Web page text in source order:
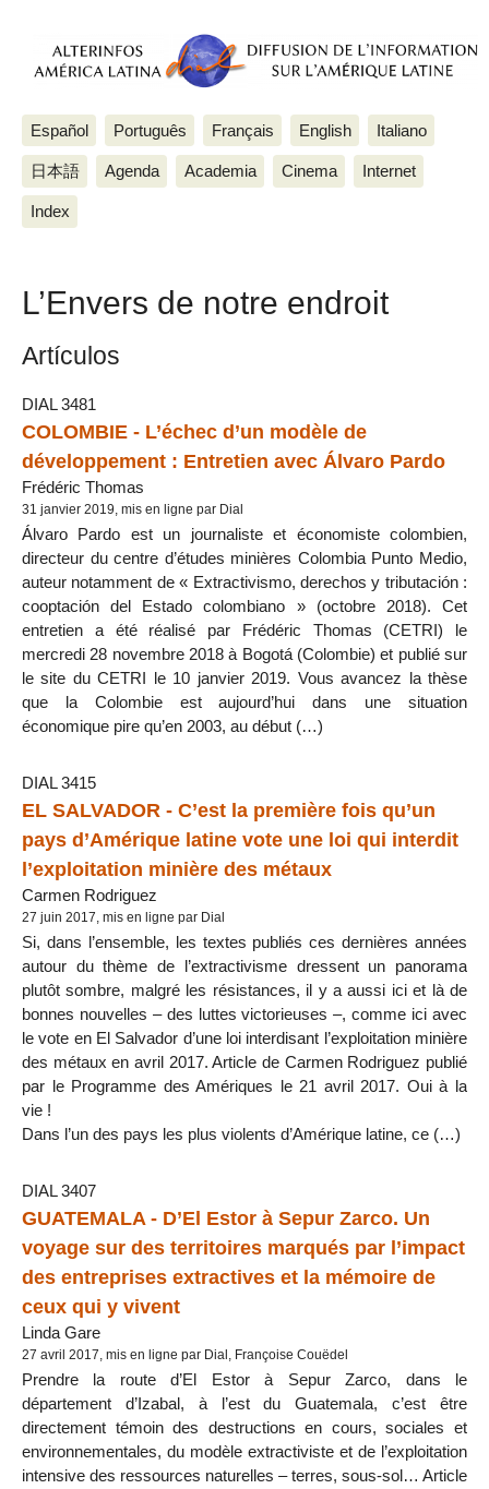
Español Português Français English Italiano
日本語 Agenda Academia Cinema Internet
Index
L’Envers de notre endroit
Artículos
DIAL 3481
COLOMBIE - L’échec d’un modèle de
développement : Entretien avec Álvaro Pardo
Frédéric Thomas
31 janvier 2019, mis en ligne par Dial
Álvaro Pardo est un journaliste et économiste colombien,
directeur du centre d’études minières Colombia Punto Medio,
auteur notamment de « Extractivismo, derechos y tributación :
cooptación del Estado colombiano » (octobre 2018). Cet
entretien a été réalisé par Frédéric Thomas (CETRI) le
mercredi 28 novembre 2018 à Bogotá (Colombie) et publié sur
le site du CETRI le 10 janvier 2019. Vous avancez la thèse
que la Colombie est aujourd’hui dans une situation
économique pire qu’en 2003, au début (…)
DIAL 3415
EL SALVADOR - C’est la première fois qu’un
pays d’Amérique latine vote une loi qui interdit
l’exploitation minière des métaux
Carmen Rodriguez
27 juin 2017, mis en ligne par Dial
Si, dans l’ensemble, les textes publiés ces dernières années
autour du thème de l’extractivisme dressent un panorama
plutôt sombre, malgré les résistances, il y a aussi ici et là de
bonnes nouvelles – des luttes victorieuses –, comme ici avec
le vote en El Salvador d’une loi interdisant l’exploitation minière
des métaux en avril 2017. Article de Carmen Rodriguez publié
par le Programme des Amériques le 21 avril 2017. Oui à la
vie !
Dans l’un des pays les plus violents d’Amérique latine, ce (…)
DIAL 3407
GUATEMALA - D’El Estor à Sepur Zarco. Un
voyage sur des territoires marqués par l’impact
des entreprises extractives et la mémoire de
ceux qui y vivent
Linda Gare
27 avril 2017, mis en ligne par Dial, Françoise Couëdel
Prendre la route d’El Estor à Sepur Zarco, dans le
département d’Izabal, à l’est du Guatemala, c’est être
directement témoin des destructions en cours, sociales et
environnementales, du modèle extractiviste et de l’exploitation
intensive des ressources naturelles – terres, sous-sol… Article